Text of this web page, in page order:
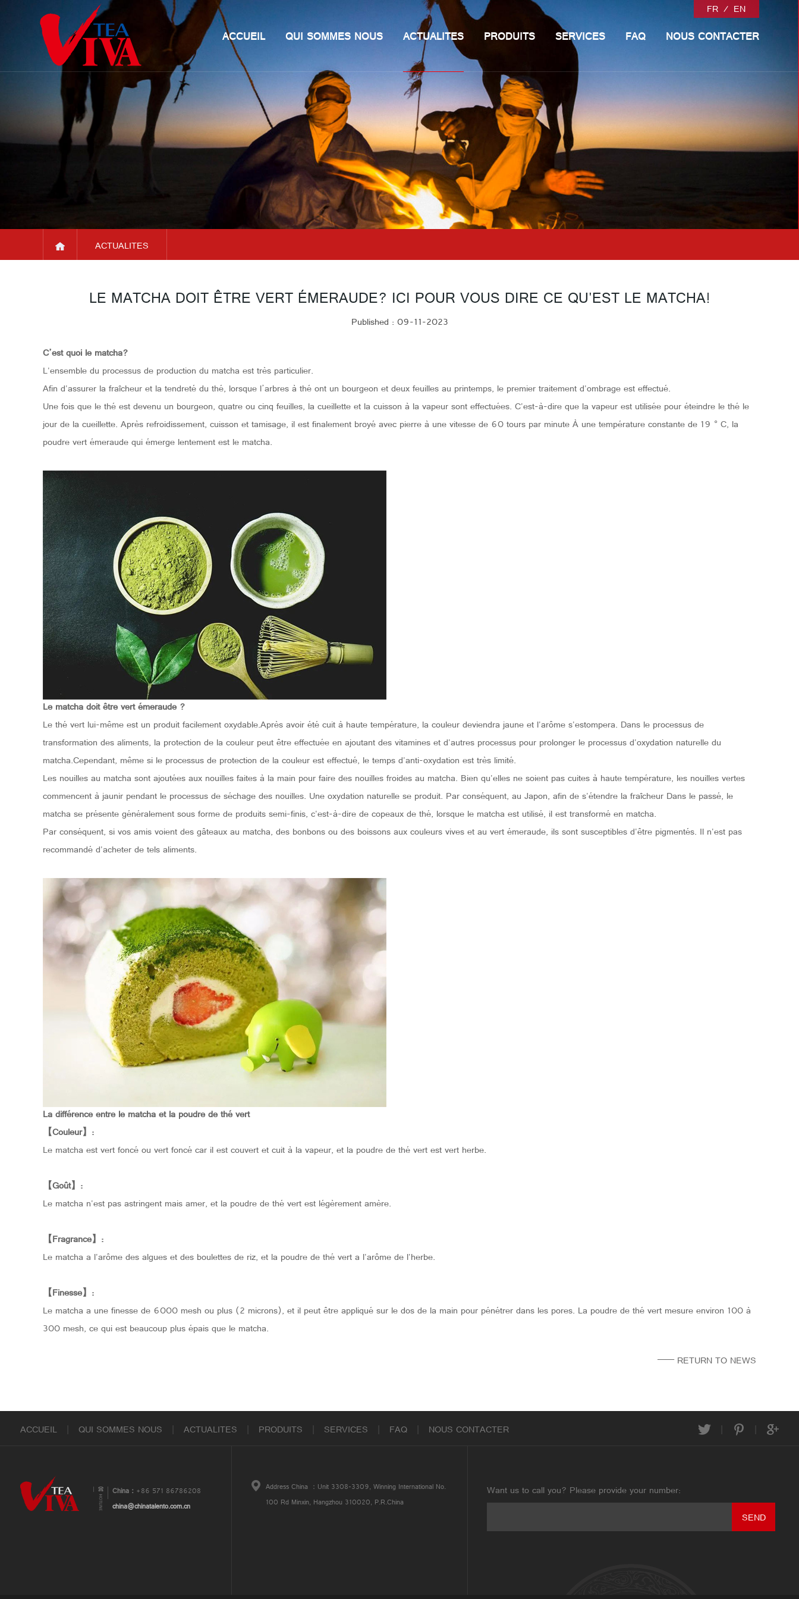
ACCUEIL QUI SOMMES NOUS ACTUALITES PRODUITS SERVICES FAQ NOUS CONTACTER
FR / EN
ACTUALITES
LE MATCHA DOIT ÊTRE VERT ÉMERAUDE? ICI POUR VOUS DIRE CE QU'EST LE MATCHA!
Published : 09-11-2023
C’est quoi le matcha?
L'ensemble du processus de production du matcha est très particulier.
Afin d'assurer la fraîcheur et la tendreté du thé, lorsque l’arbres à thé ont un bourgeon et deux feuilles au printemps, le premier traitement d'ombrage est effectué.
Une fois que le thé est devenu un bourgeon, quatre ou cinq feuilles, la cueillette et la cuisson à la vapeur sont effectuées. C'est-à-dire que la vapeur est utilisée pour éteindre le thé le
jour de la cueillette. Après refroidissement, cuisson et tamisage, il est finalement broyé avec pierre à une vitesse de 60 tours par minute À une température constante de 19 ° C, la
poudre vert émeraude qui émerge lentement est le matcha.
Le matcha doit être vert émeraude ?
Le thé vert lui-même est un produit facilement oxydable.Après avoir été cuit à haute température, la couleur deviendra jaune et l'arôme s'estompera. Dans le processus de
transformation des aliments, la protection de la couleur peut être effectuée en ajoutant des vitamines et d'autres processus pour prolonger le processus d'oxydation naturelle du
matcha.Cependant, même si le processus de protection de la couleur est effectué, le temps d'anti-oxydation est très limité.
Les nouilles au matcha sont ajoutées aux nouilles faites à la main pour faire des nouilles froides au matcha. Bien qu'elles ne soient pas cuites à haute température, les nouilles vertes
commencent à jaunir pendant le processus de séchage des nouilles. Une oxydation naturelle se produit. Par conséquent, au Japon, afin de s'étendre la fraîcheur Dans le passé, le
matcha se présente généralement sous forme de produits semi-finis, c'est-à-dire de copeaux de thé, lorsque le matcha est utilisé, il est transformé en matcha.
Par conséquent, si vos amis voient des gâteaux au matcha, des bonbons ou des boissons aux couleurs vives et au vert émeraude, ils sont susceptibles d'être pigmentés. Il n'est pas
recommandé d'acheter de tels aliments.
La différence entre le matcha et la poudre de thé vert
【Couleur】:
Le matcha est vert foncé ou vert foncé car il est couvert et cuit à la vapeur, et la poudre de thé vert est vert herbe.
【Goût】:
Le matcha n'est pas astringent mais amer, et la poudre de thé vert est légèrement amère.
【Fragrance】:
Le matcha a l'arôme des algues et des boulettes de riz, et la poudre de thé vert a l'arôme de l'herbe.
【Finesse】:
Le matcha a une finesse de 6000 mesh ou plus (2 microns), et il peut être appliqué sur le dos de la main pour pénétrer dans les pores. La poudre de thé vert mesure environ 100 à
300 mesh, ce qui est beaucoup plus épais que le matcha.
—— RETURN TO NEWS
ACCUEIL QUI SOMMES NOUS ACTUALITES PRODUITS SERVICES FAQ NOUS CONTACTER
China： +86 571 86786208
china@chinatalento.com.cn
Address China ：Unit 3308-3309, Winning International No.
100 Rd Minxin, Hangzhou 310020, P.R.China
Want us to call you? Please provide your number:
SEND